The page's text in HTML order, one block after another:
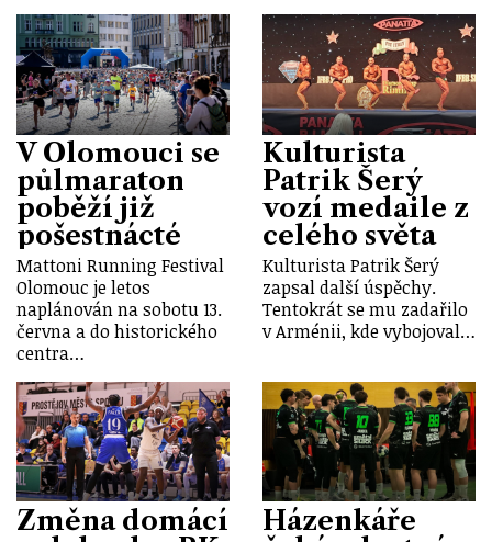
V Olomouci se
půlmaraton
poběží již
pošestnácté
Mattoni Running Festival
Olomouc je letos
naplánován na sobotu 13.
června a do historického
centra…
Kulturista
Patrik Šerý
vozí medaile z
celého světa
Kulturista Patrik Šerý
zapsal další úspěchy.
Tentokrát se mu zadařilo
v Arménii, kde vybojoval…
Změna domácí
Házenkáře